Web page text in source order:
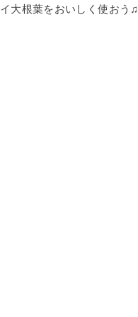
イ大根葉をおいしく使おう♫